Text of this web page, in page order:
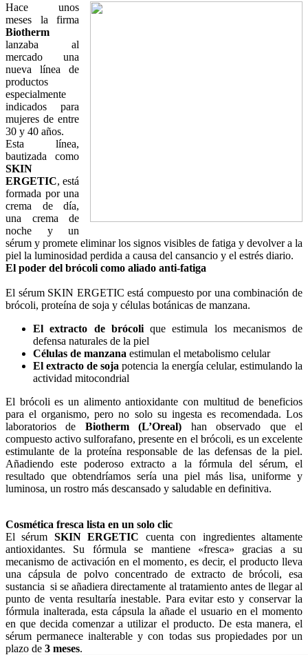
Hace unos
meses la firma
Biotherm
lanzaba al
mercado una
nueva línea de
productos
especialmente
indicados para
mujeres de entre
30 y 40 años.
Esta línea,
bautizada como
SKIN
ERGETIC, está
formada por una
crema de día,
una crema de
noche y un
sérum y promete eliminar los signos visibles de fatiga y devolver a la
piel la luminosidad perdida a causa del cansancio y el estrés diario.
El poder del brócoli como aliado anti-fatiga
El sérum SKIN ERGETIC está compuesto por una combinación de
brócoli, proteína de soja y células botánicas de manzana.
El extracto de brócolique estimula los mecanismos de
defensa naturales de la piel
Células de manzana estimulan el metabolismo celular
El extracto de sojapotencia la energía celular, estimulando la
actividad mitocondrial
El brócoli es un alimento antioxidante con multitud de beneficios
para el organismo, pero no solo su ingesta es recomendada. Los
laboratorios de Biotherm (L’Oreal) han observado que el
compuesto activo sulforafano, presente en el brócoli, es un excelente
estimulante de la proteína responsable de las defensas de la piel.
Añadiendo este poderoso extracto a la fórmula del sérum, el
resultado que obtendríamos sería una piel más lisa, uniforme y
luminosa, un rostro más descansado y saludable en definitiva.
Cosmética fresca lista en un solo clic
El sérum SKIN ERGETIC cuenta con ingredientes altamente
antioxidantes. Su fórmula se mantiene «fresca» gracias a su
mecanismo de activación en el momento, es decir, el producto lleva
una cápsula de polvo concentrado de extracto de brócoli, esa
sustancia si se añadiera directamente al tratamiento antes de llegar al
punto de venta resultaría inestable. Para evitar esto y conservar la
fórmula inalterada, esta cápsula la añade el usuario en el momento
en que decida comenzar a utilizar el producto. De esta manera, el
sérum permanece inalterable y con todas sus propiedades por un
plazo de 3 meses.